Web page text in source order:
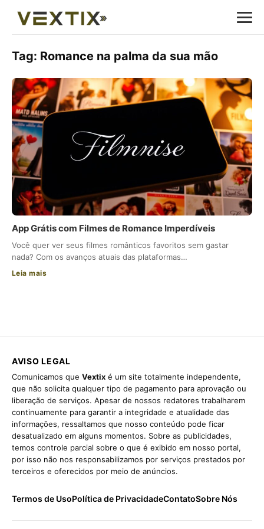
Tag: Romance na palma da sua mão
App Grátis com Filmes de Romance Imperdíveis
Você quer ver seus filmes românticos favoritos sem gastar
nada? Com os avanços atuais das plataformas…
Leia mais
AVISO LEGAL
Comunicamos que Vextix é um site totalmente independente,
que não solicita qualquer tipo de pagamento para aprovação ou
liberação de serviços. Apesar de nossos redatores trabalharem
continuamente para garantir a integridade e atualidade das
informações, ressaltamos que nosso conteúdo pode ficar
desatualizado em alguns momentos. Sobre as publicidades,
temos controle parcial sobre o que é exibido em nosso portal,
por isso não nos responsabilizamos por serviços prestados por
terceiros e oferecidos por meio de anúncios.
Termos de UsoPolítica de PrivacidadeContatoSobre Nós